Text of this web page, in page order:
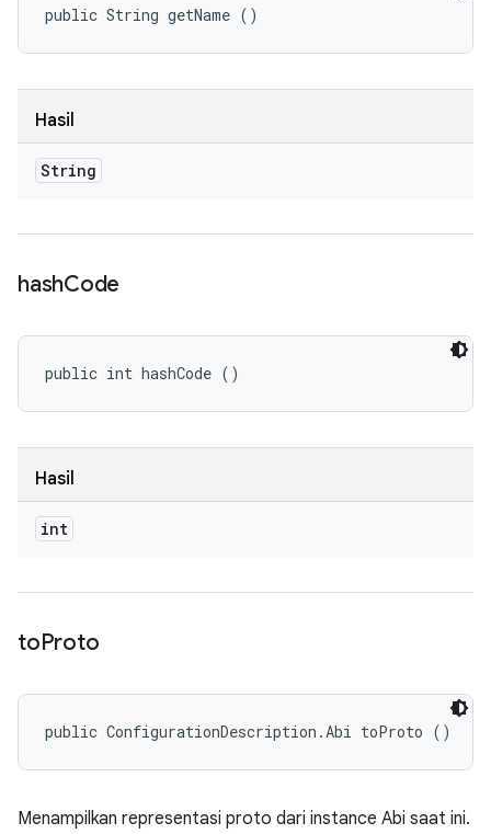
public String getName ()
Hasil
String
hashCode
public int hashCode ()
Hasil
int
toProto
public ConfigurationDescription.Abi toProto ()
Menampilkan representasi proto dari instance Abi saat ini.